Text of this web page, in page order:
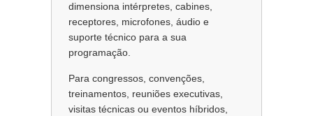
dimensiona intérpretes, cabines,
receptores, microfones, áudio e
suporte técnico para a sua
programação.
Para congressos, convenções,
treinamentos, reuniões executivas,
visitas técnicas ou eventos híbridos,